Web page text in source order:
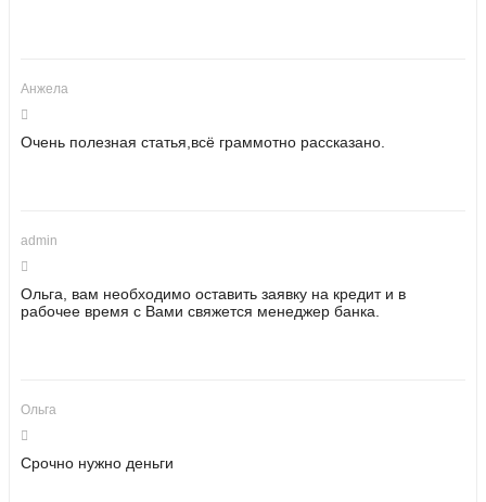
Анжела
Очень полезная статья,всё граммотно рассказано.
admin
Ольга, вам необходимо оставить заявку на кредит и в
рабочее время с Вами свяжется менеджер банка.
Ольга
Срочно нужно деньги